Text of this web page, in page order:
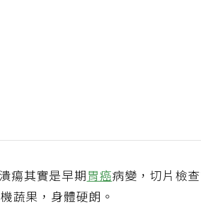
瘍其實是早期胃癌病變，切片檢
蔬果，身體硬朗。